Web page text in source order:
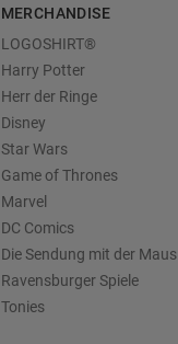
MERCHANDISE
LOGOSHIRT®
Harry Potter
Herr der Ringe
Disney
Star Wars
Game of Thrones
Marvel
DC Comics
Die Sendung mit der Maus
Ravensburger Spiele
Tonies